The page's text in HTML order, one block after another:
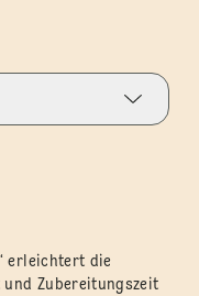
erleichtert die
und Zubereitungszeit